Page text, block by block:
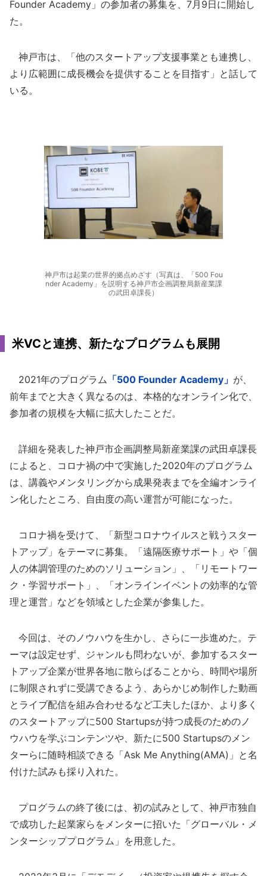
Founder Academy」の参加者の募集を、7月9日に開始し
た。
神戸市は、「他のスタートアップ支援事業とも連携し、
より広範囲に成長機会を提供することを目指す」と話して
いる。
神戸市は起業の世界的拠点めざす（写真は、「500 Fou
nder Academy」を説明する神戸市企画調整局新産業課
の武田卓課長）
米VCと連携、新たなプログラムも展開
2021年のプログラム 「500 Founder Academy」 が、
前年までと大きく異なるのは、本格的なオンライン化で、
参加者の規模を大幅に拡大したことだ。
詳細を発表した神戸市企画調整局新産業課の武田卓課長
によると、コロナ禍の中で実施した2020年のプログラム
は、講義やメンタリングから成果発表までを全編オンライ
ン化したところ、自由度の高い運営が可能になった。
コロナ禍を受けて、「新型コロナウイルスと戦うスター
トアップ」をテーマに募集。「遠隔医療サポート」や「個
人の体調管理のためのソリューション」、「リモートワー
ク・学習サポート」、「オンラインイベントの効率的な管
理と運営」などを領域とした企業が参集した。
今回は、そのノウハウを生かし、さらに一歩進めた。テ
ーマは設定せず、ジャンルも問わないが、参加するスター
トアップ企業が世界各地に散らばることから、時間や場所
に制限されずに受講できるよう、あらかじめ制作した動画
とライブ配信を組み合わせるなど工夫したほか、より多く
のスタートアップに500 Startupsが持つ成長のためのノ
ウハウを学ぶコンテンツや、新たに500 Startupsのメン
ターらに随時相談できる「Ask Me Anything(AMA)」と名
付けた試みも採り入れた。
プログラムの終了後には、初の試みとして、神戸市独自
で成功した起業家らをメンターに招いた「グローバル・メ
ンターシッププログラム」を用意した。